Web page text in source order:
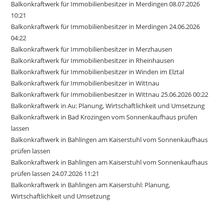
Balkonkraftwerk für Immobilienbesitzer in Merdingen 08.07.2026
10:21
Balkonkraftwerk für Immobilienbesitzer in Merdingen 24.06.2026
04:22
Balkonkraftwerk für Immobilienbesitzer in Merzhausen
Balkonkraftwerk für Immobilienbesitzer in Rheinhausen
Balkonkraftwerk für Immobilienbesitzer in Winden im Elztal
Balkonkraftwerk für Immobilienbesitzer in Wittnau
Balkonkraftwerk für Immobilienbesitzer in Wittnau 25.06.2026 00:22
Balkonkraftwerk in Au: Planung, Wirtschaftlichkeit und Umsetzung
Balkonkraftwerk in Bad Krozingen vom Sonnenkaufhaus prüfen
lassen
Balkonkraftwerk in Bahlingen am Kaiserstuhl vom Sonnenkaufhaus
prüfen lassen
Balkonkraftwerk in Bahlingen am Kaiserstuhl vom Sonnenkaufhaus
prüfen lassen 24.07.2026 11:21
Balkonkraftwerk in Bahlingen am Kaiserstuhl: Planung,
Wirtschaftlichkeit und Umsetzung